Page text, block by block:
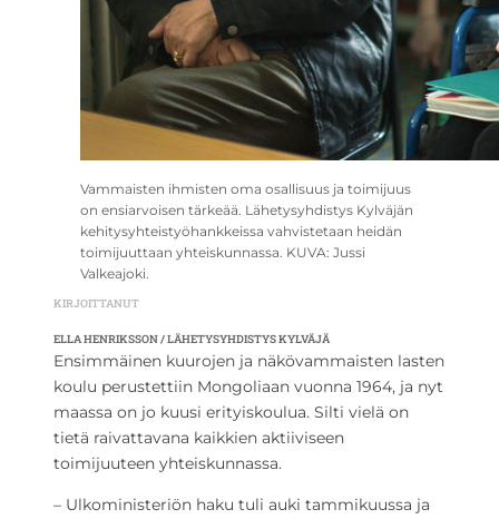
Vammaisten ihmisten oma osallisuus ja toimijuus
on ensiarvoisen tärkeää. Lähetysyhdistys Kylväjän
kehitysyhteistyöhankkeissa vahvistetaan heidän
toimijuuttaan yhteiskunnassa. KUVA: Jussi
Valkeajoki.
KIRJOITTANUT
ELLA HENRIKSSON / LÄHETYSYHDISTYS KYLVÄJÄ
Ensimmäinen kuurojen ja näkövammaisten lasten
koulu perustettiin Mongoliaan vuonna 1964, ja nyt
maassa on jo kuusi erityiskoulua. Silti vielä on
tietä raivattavana kaikkien aktiiviseen
toimijuuteen yhteiskunnassa.
– Ulkoministeriön haku tuli auki tammikuussa ja